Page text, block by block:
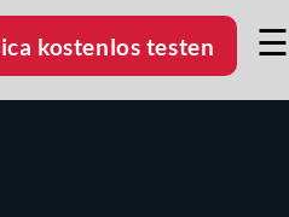
kostenlos testen ☰